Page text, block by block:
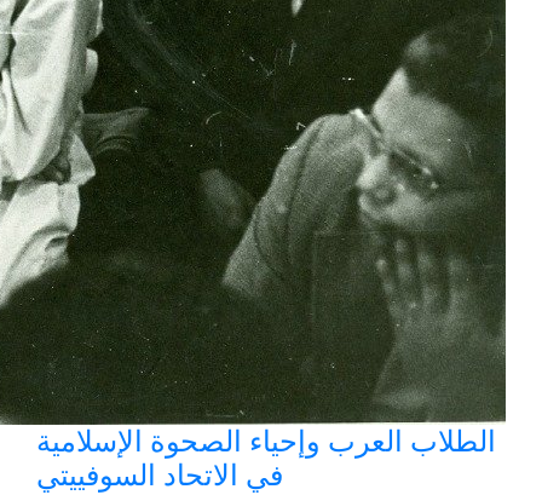
الطلاب العرب وإحياء الصحوة الإسلامية
في الاتحاد السوفييتي